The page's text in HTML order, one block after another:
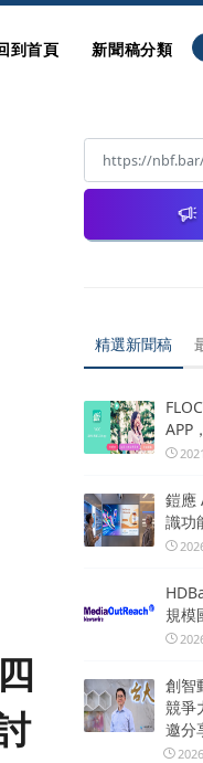
到首頁 新聞稿分類
精選新聞稿
APP
鎧應
識功
規模
創智
競爭
邀分